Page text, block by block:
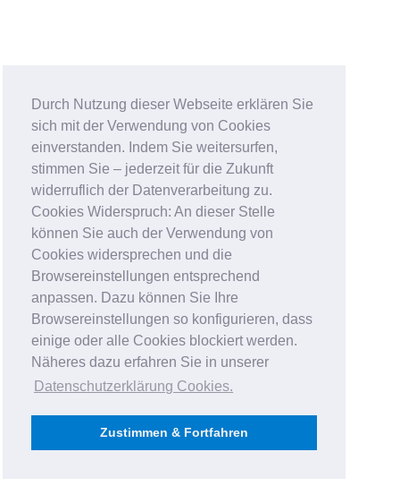
Durch Nutzung dieser Webseite erklären Sie
sich mit der Verwendung von Cookies
einverstanden. Indem Sie weitersurfen,
stimmen Sie – jederzeit für die Zukunft
widerruflich der Datenverarbeitung zu.
Cookies Widerspruch: An dieser Stelle
können Sie auch der Verwendung von
Cookies widersprechen und die
Browsereinstellungen entsprechend
anpassen. Dazu können Sie Ihre
Browsereinstellungen so konfigurieren, dass
einige oder alle Cookies blockiert werden.
Näheres dazu erfahren Sie in unserer
Datenschutzerklärung Cookies.
Zustimmen & Fortfahren